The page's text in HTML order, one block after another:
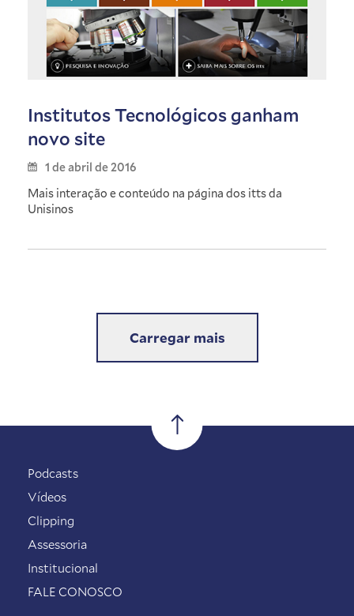
Institutos Tecnológicos ganham
novo site
1 de abril de 2016
Mais interação e conteúdo na página dos itts da
Unisinos
Carregar mais
Podcasts
Vídeos
Clipping
Assessoria
Institucional
FALE CONOSCO